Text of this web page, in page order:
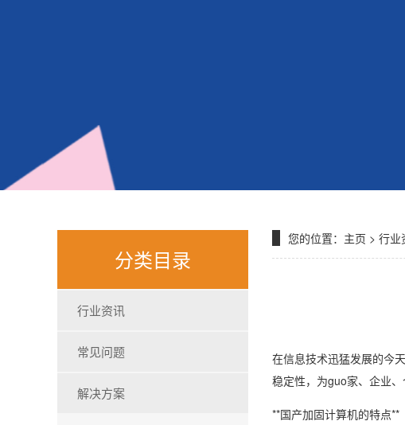
分类目录
行业资讯
常见问题
解决方案
您的位置： 主页 > 行业
在信息技术迅猛发展的今
稳定性，为guo家、企业、
**国产加固计算机的特点**